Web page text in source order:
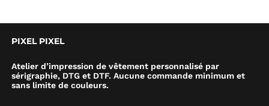
PIXEL PIXEL
Atelier d’impression de vêtement personnalisé par
sérigraphie, DTG et DTF. Aucune commande minimum et
sans limite de couleurs.